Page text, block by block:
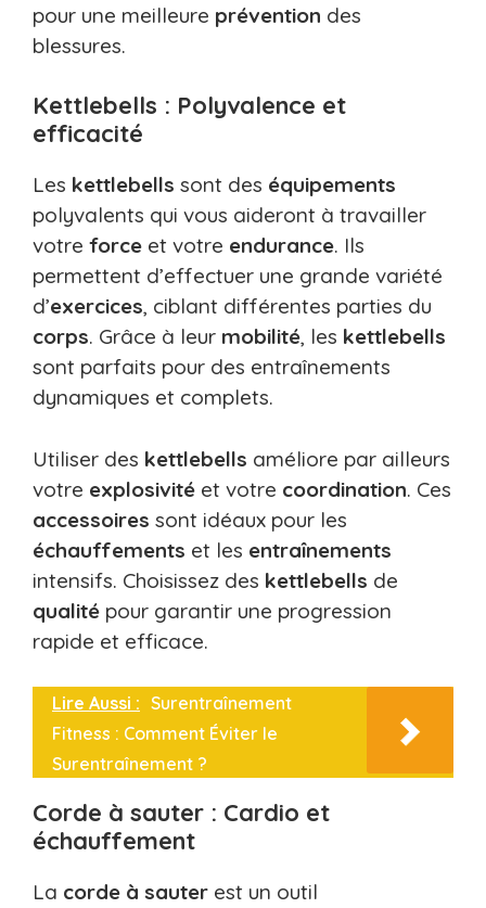
pour une meilleure prévention des
blessures.
Kettlebells : Polyvalence et
efficacité
Les kettlebells sont des équipements
polyvalents qui vous aideront à travailler
votre force et votre endurance. Ils
permettent d’effectuer une grande variété
d’exercices, ciblant différentes parties du
corps. Grâce à leur mobilité, les kettlebells
sont parfaits pour des entraînements
dynamiques et complets.
Utiliser des kettlebells améliore par ailleurs
votre explosivité et votre coordination. Ces
accessoires sont idéaux pour les
échauffements et les entraînements
intensifs. Choisissez des kettlebells de
qualité pour garantir une progression
rapide et efficace.
Lire Aussi : Surentraînement
Fitness : Comment Éviter le
Surentraînement ?
Corde à sauter : Cardio et
échauffement
La corde à sauter est un outil